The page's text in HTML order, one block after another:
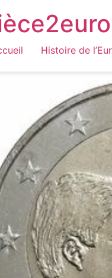
Histoire de